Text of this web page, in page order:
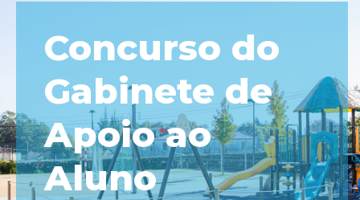
Concurso do
Gabinete de
Apoio ao
Aluno